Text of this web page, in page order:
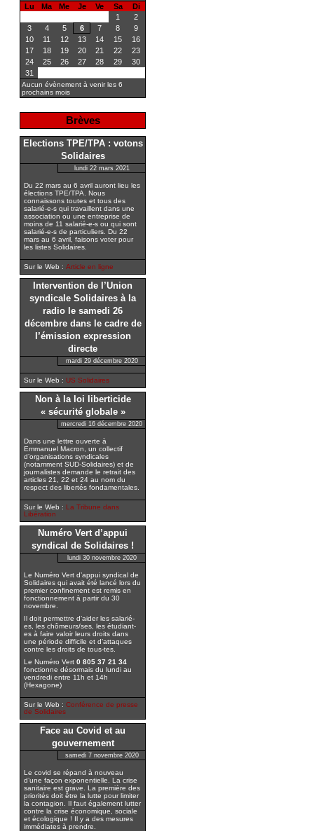
Lu Ma Me Je Ve Sa
Di
1
2
3
4 5 6 7 8
9
10
11 12 13 14 15
16
17
18 19 20 21 22
23
24
25 26 27 28 29
30
31
Aucun évènement à venir les 6
prochains mois
Brèves
Elections TPE/TPA : votons
Solidaires
lundi 22 mars 2021
Du 22 mars au 6 avril auront lieu les
élections TPE/TPA. Nous
connaissons toutes et tous des
salarié-e-s qui travaillent dans une
association ou une entreprise de
moins de 11 salarié-e-s ou qui sont
salarié-e-s de particuliers. Du 22
mars au 6 avril, faisons voter pour
les listes Solidaires.
Sur le Web : Article en ligne
Intervention de l’Union
syndicale Solidaires à la
radio le samedi 26
décembre dans le cadre de
l’émission expression
directe
mardi 29 décembre 2020
Sur le Web : US Solidaires
Non à la loi liberticide
« sécurité globale »
mercredi 16 décembre 2020
Dans une lettre ouverte à
Emmanuel Macron, un collectif
d’organisations syndicales
(notamment SUD-Solidaires) et de
journalistes demande le retrait des
articles 21, 22 et 24 au nom du
respect des libertés fondamentales.
Sur le Web : La Tribune dans
Libération
Numéro Vert d’appui
syndical de Solidaires !
lundi 30 novembre 2020
Le Numéro Vert d’appui syndical de
Solidaires qui avait été lancé lors du
premier confinement est remis en
fonctionnement à partir du 30
novembre.
Il doit permettre d’aider les salarié-
es, les chômeurs/ses, les étudiant-
es à faire valoir leurs droits dans
une période difficile et d’attaques
contre les droits de tous-tes.
Le Numéro Vert 0 805 37 21 34
fonctionne désormais du lundi au
vendredi entre 11h et 14h
(Hexagone)
Sur le Web : Conférence de presse
de Solidaires
Face au Covid et au
gouvernement
samedi 7 novembre 2020
Le covid se répand à nouveau
d’une façon exponentielle. La crise
sanitaire est grave. La première des
priorités doit être la lutte pour limiter
la contagion. Il faut également lutter
contre la crise économique, sociale
et écologique ! Il y a des mesures
immédiates à prendre.